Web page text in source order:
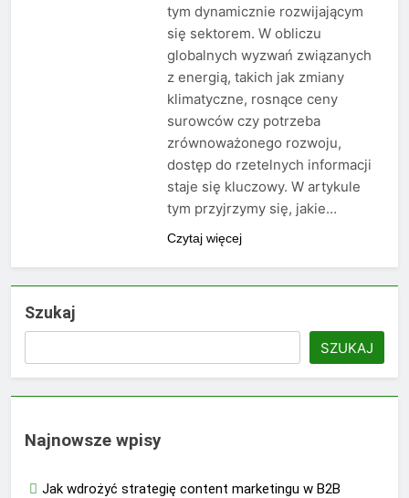
tym dynamicznie rozwijającym
się sektorem. W obliczu
globalnych wyzwań związanych
z energią, takich jak zmiany
klimatyczne, rosnące ceny
surowców czy potrzeba
zrównoważonego rozwoju,
dostęp do rzetelnych informacji
staje się kluczowy. W artykule
tym przyjrzymy się, jakie…
Czytaj więcej
Szukaj
SZUKAJ
Najnowsze wpisy
Jak wdrożyć strategię content marketingu w B2B